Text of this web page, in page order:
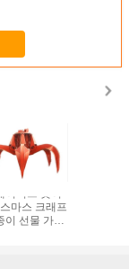
이티브 굿이
마스 크래프
이 선물 가방